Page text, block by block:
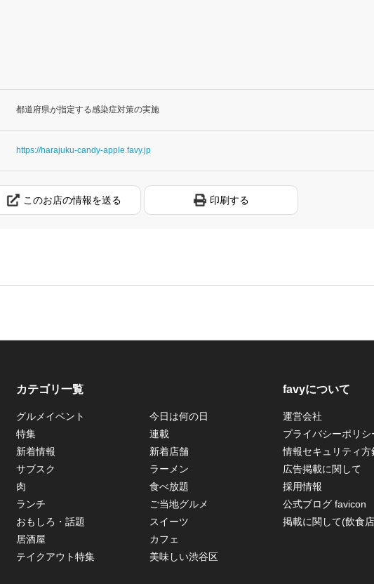
都道府県が指定する感染症対策の実施
https://harajuku-candy-apple.favy.jp
このお店の情報を送る 印刷する
カテゴリ一覧
グルメイベント
今日は何の日
特集
連載
新着情報
新着店舗
サブスク
ラーメン
肉
食べ放題
ランチ
ご当地グルメ
おもしろ・話題
スイーツ
居酒屋
カフェ
テイクアウト特集
美味しい渋谷区
favyについて
運営会社
プライバシーポリシ
情報セキュリティ方
広告掲載に関して
採用情報
公式ブログ favicon
掲載に関して(飲食